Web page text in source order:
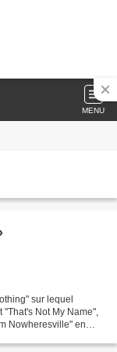
MENU
sur lequel
Not My Name",
Nowheresville" en